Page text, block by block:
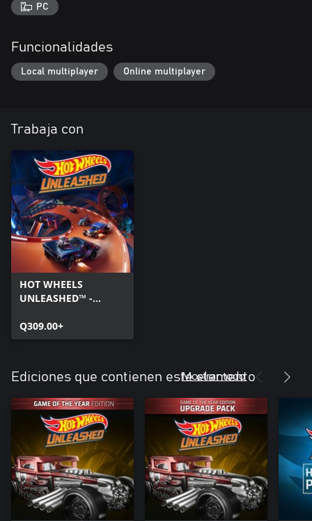
PC
Funcionalidades
Local multiplayer Online multiplayer
Trabaja con
HOT WHEELS
UNLEASHED™ -
Q309.00+
Ediciones que contienen este elemento
Mostrar todo